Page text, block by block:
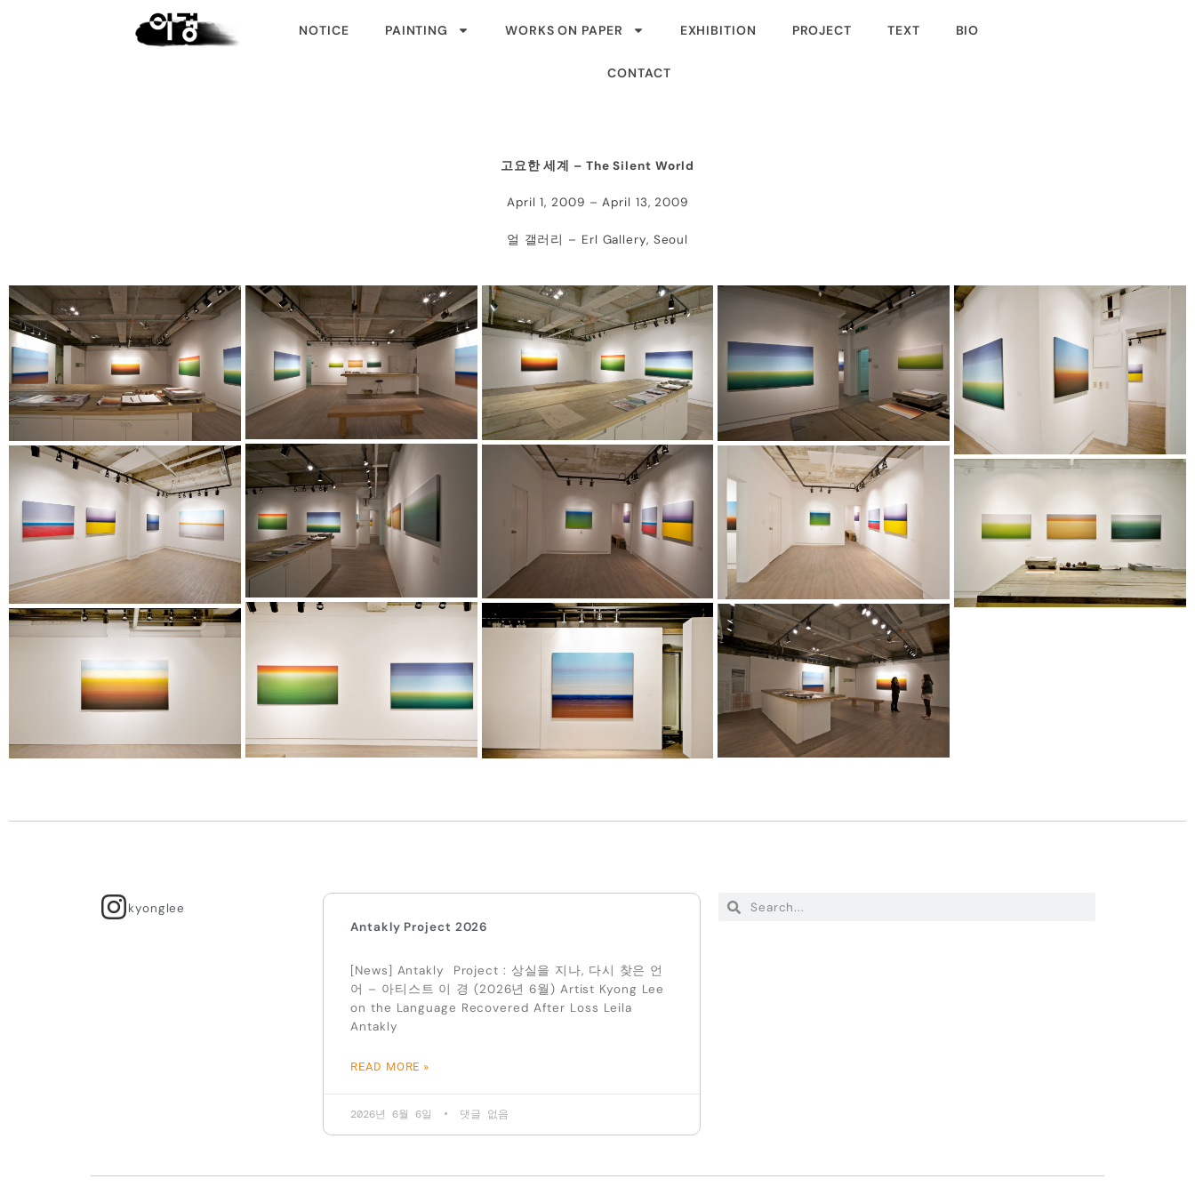
NOTICE PAINTING WORKS ON PAPER EXHIBITION PROJECT TEXT BIO
CONTACT
고요한 세계 – The Silent World
April 1, 2009 – April 13, 2009
얼 갤러리 – Erl Gallery, Seoul
kyonglee
Antakly Project 2026
[News] Antakly Project : 상실을 지나, 다시 찾은 언
어 – 아티스트 이 경 (2026년 6월) Artist Kyong Lee
on the Language Recovered After Loss Leila
Antakly
READ MORE »
2026년 6월 6일 댓글 없음